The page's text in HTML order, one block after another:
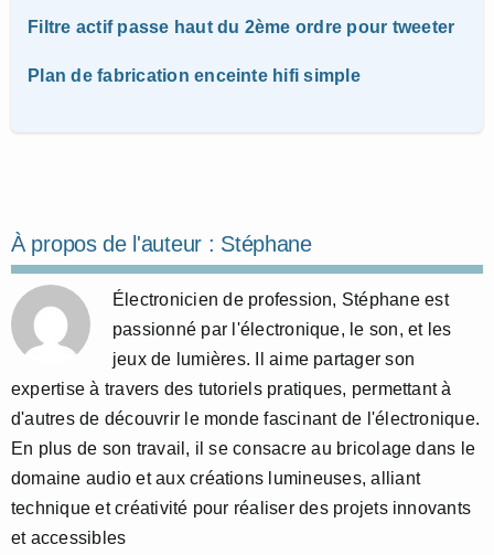
Filtre actif passe haut du 2ème ordre pour tweeter
Plan de fabrication enceinte hifi simple
À propos de l'auteur : Stéphane
Électronicien de profession, Stéphane est
passionné par l'électronique, le son, et les
jeux de lumières. Il aime partager son
expertise à travers des tutoriels pratiques, permettant à
d'autres de découvrir le monde fascinant de l'électronique.
En plus de son travail, il se consacre au bricolage dans le
domaine audio et aux créations lumineuses, alliant
technique et créativité pour réaliser des projets innovants
et accessibles